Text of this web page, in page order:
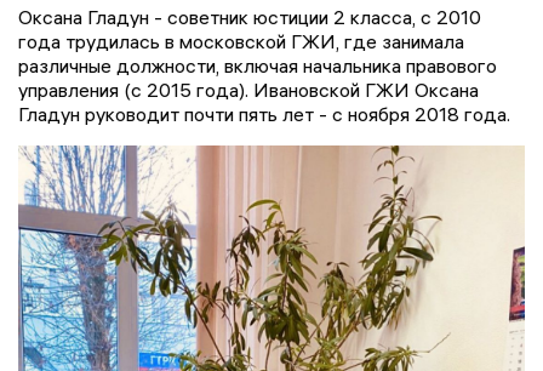
Оксана Гладун - советник юстиции 2 класса, с 2010
года трудилась в московской ГЖИ, где занимала
различные должности, включая начальника правового
управления (с 2015 года). Ивановской ГЖИ Оксана
Гладун руководит почти пять лет - с ноября 2018 года.